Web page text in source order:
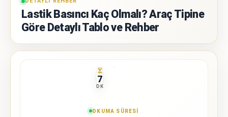
Lastik Basıncı Kaç Olmalı? Araç Tipine
Göre Detaylı Tablo ve Rehber
7
DK
OKUMA SÜRESI